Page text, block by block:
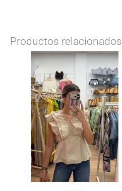
Productos relacionados